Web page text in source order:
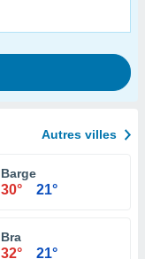
Autres villes
Barge
30° 21°
Bra
32° 21°